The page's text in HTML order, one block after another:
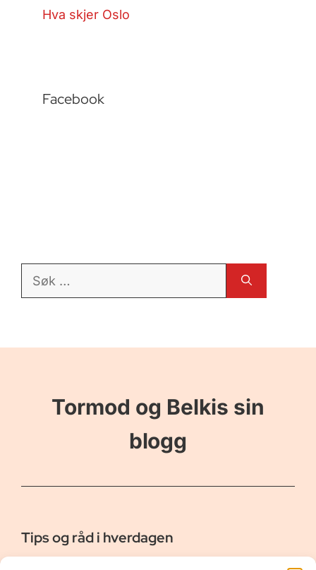
Hva skjer Oslo
Facebook
Søk
Tormod og Belkis sin
blogg
Tips og råd i hverdagen